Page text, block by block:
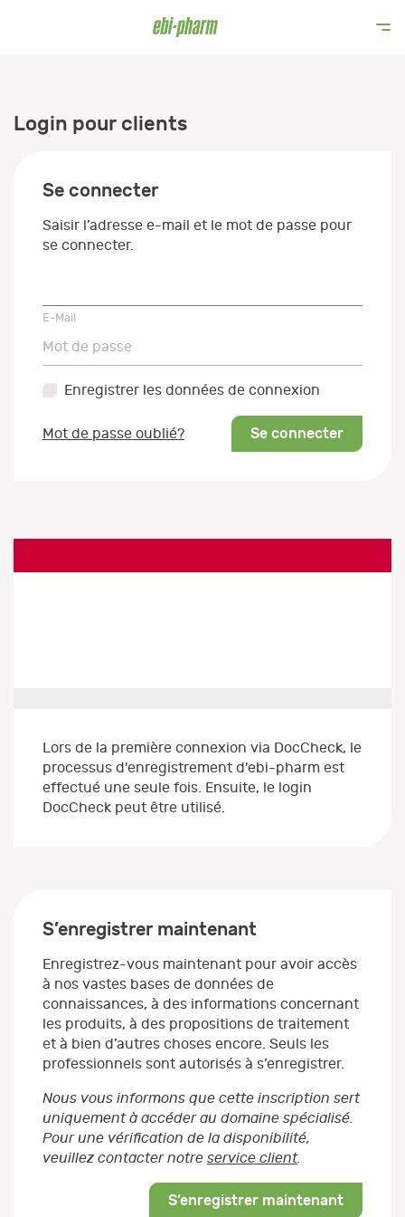
Login pour clients
Se connecter
Saisir l’adresse e-mail et le mot de passe pour
se connecter.
E-Mail
Mot de passe
Mot de passe
Enregistrer les données de connexion
Mot de passe oublié? Se connecter
Lors de la première connexion via DocCheck, le
processus d'enregistrement d'ebi-pharm est
effectué une seule fois. Ensuite, le login
DocCheck peut être utilisé.
S’enregistrer maintenant
Enregistrez-vous maintenant pour avoir accès
à nos vastes bases de données de
connaissances, à des informations concernant
les produits, à des propositions de traitement
et à bien d’autres choses encore. Seuls les
professionnels sont autorisés à s’enregistrer.
Nous vous informons que cette inscription sert
uniquement à accéder au domaine spécialisé.
Pour une vérification de la disponibilité,
veuillez contacter notre service client.
S’enregistrer maintenant